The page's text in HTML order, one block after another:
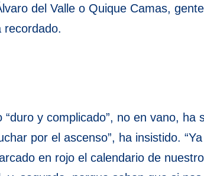
del Valle o Quique Camas,
recordado.
y complicado”, no en vano, ha
por el ascenso”, ha insistido.
en rojo el calendario de